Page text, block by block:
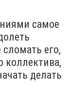
самое
его,
коллектива,
делать